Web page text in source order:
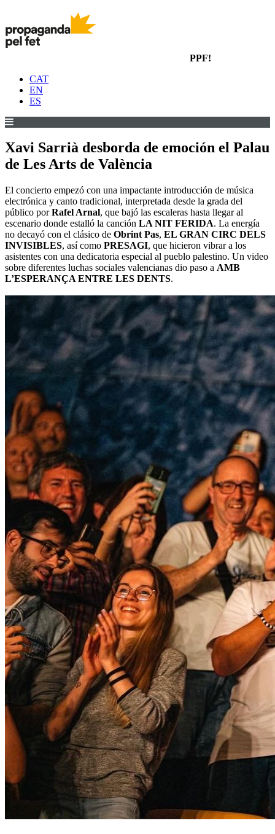
PPF!
CAT
EN
ES
Xavi Sarrià desborda de emoción el Palau
de Les Arts de València
El concierto empezó con una impactante introducción de música
electrónica y canto tradicional, interpretada desde la grada del
público porRafel Arnal, que bajó las escaleras hasta llegar al
escenario donde estalló la canción LA NIT FERIDA. La energía
no decayó con el clásico de Obrint Pas, EL GRAN CIRC DELS
INVISIBLES, así como PRESAGI, que hicieron vibrar a los
asistentes con una dedicatoria especial al pueblo palestino. Un video
sobre diferentes luchas sociales valencianas dio paso a AMB
L’ESPERANÇA ENTRE LES DENTS.